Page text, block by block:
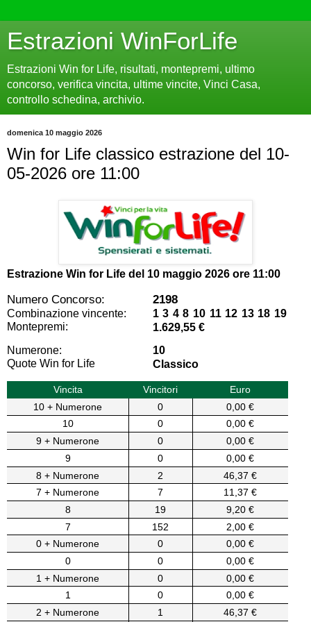
Estrazioni WinForLife
Estrazioni Win for Life, risultati, montepremi, ultimo
concorso, verifica vincita, ultime vincite, Vinci Casa,
controllo schedina, archivio.
domenica 10 maggio 2026
Win for Life classico estrazione del 10-
05-2026 ore 11:00
Estrazione Win for Life del 10 maggio 2026 ore 11:00
Numero Concorso: 2198
Combinazione vincente:
1 3 4 8 10 11 12 13 18 19
Montepremi:
1.629,55 €
Numerone:
10
Quote Win for Life
Classico
Vincita Vincitori
Euro
10 + Numerone
0
0,00 €
10
0
0,00 €
9 + Numerone
0
0,00 €
9
0
0,00 €
8 + Numerone
2
46,37 €
7 + Numerone
7
11,37 €
8
19
9,20 €
7
152
2,00 €
0 + Numerone
0
0,00 €
0
0
0,00 €
1 + Numerone
0
0,00 €
1
0
0,00 €
2 + Numerone
1
46,37 €